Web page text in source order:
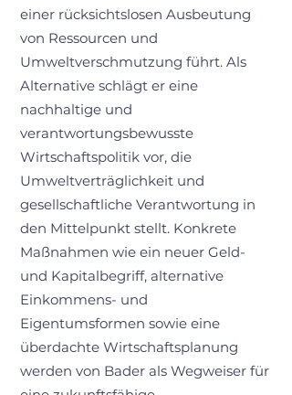
einer rücksichtslosen Ausbeutung
von Ressourcen und
Umweltverschmutzung führt. Als
Alternative schlägt er eine
nachhaltige und
verantwortungsbewusste
Wirtschaftspolitik vor, die
Umweltverträglichkeit und
gesellschaftliche Verantwortung in
den Mittelpunkt stellt. Konkrete
Maßnahmen wie ein neuer Geld-
und Kapitalbegriff, alternative
Einkommens- und
Eigentumsformen sowie eine
überdachte Wirtschaftsplanung
werden von Bader als Wegweiser für